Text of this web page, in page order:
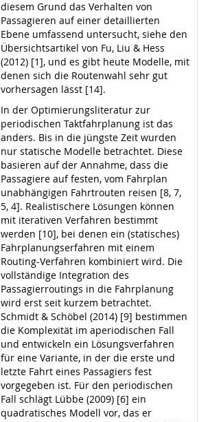
diesem Grund das Verhalten von
Passagieren auf einer detaillierten
Ebene umfassend untersucht, siehe den
Übersichtsartikel von Fu, Liu & Hess
(2012) [1], und es gibt heute Modelle, mit
denen sich die Routenwahl sehr gut
vorhersagen lässt [14].
In der Optimierungsliteratur zur
periodischen Taktfahrplanung ist das
anders. Bis in die jüngste Zeit wurden
nur statische Modelle betrachtet. Diese
basieren auf der Annahme, dass die
Passagiere auf festen, vom Fahrplan
unabhängigen Fahrtrouten reisen [8, 7,
5, 4]. Realistischere Lösungen können
mit iterativen Verfahren bestimmt
werden [10], bei denen ein (statisches)
Fahrplanungserfahren mit einem
Routing-Verfahren kombiniert wird. Die
vollständige Integration des
Passagierroutings in die Fahrplanung
wird erst seit kurzem betrachtet.
Schmidt & Schöbel (2014) [9] bestimmen
die Komplexität im aperiodischen Fall
und entwickeln ein Lösungsverfahren
für eine Variante, in der die erste und
letzte Fahrt eines Passagiers fest
vorgegeben ist. Für den periodischen
Fall schlägt Lübbe (2009) [6] ein
quadratisches Modell vor, das er